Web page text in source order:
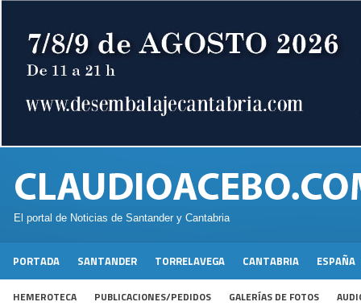
El portal de Noticias de Santander y Cantabria
PORTADA SANTANDER TORRELAVEGA CANTABRIA ESPAÑA
HEMEROTECA PUBLICACIONES/PEDIDOS GALERÍAS DE FOTOS